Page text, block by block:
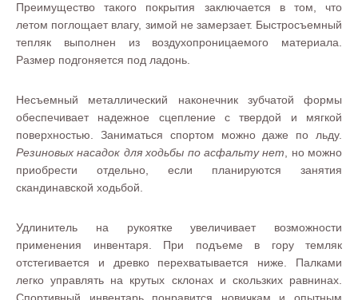
Преимущество такого покрытия заключается в том, что
летом поглощает влагу, зимой не замерзает. Быстросъемный
тепляк выполнен из воздухопроницаемого материала.
Размер подгоняется под ладонь.
Несъемный металлический наконечник зубчатой формы
обеспечивает надежное сцепление с твердой и мягкой
поверхностью. Заниматься спортом можно даже по льду.
Резиновых насадок для ходьбы по асфальту нет , но можно
приобрести отдельно, если планируются занятия
скандинавской ходьбой.
Удлинитель на рукоятке увеличивает возможности
применения инвентаря. При подъеме в гору темляк
отстегивается и древко перехватывается ниже. Палками
легко управлять на крутых склонах и скользких равнинах.